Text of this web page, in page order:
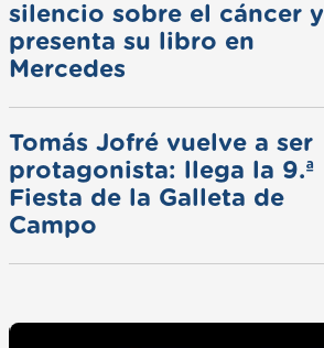
silencio sobre el cáncer y
presenta su libro en
Mercedes
Tomás Jofré vuelve a ser
protagonista: llega la 9.ª
Fiesta de la Galleta de
Campo